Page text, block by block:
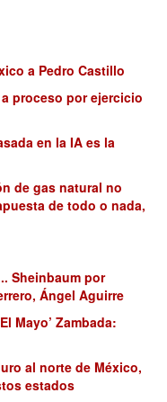
a Pedro Castillo
proceso por ejercicio
en la IA es la
de gas natural no
de todo o nada,
Sheinbaum por
Ángel Aguirre
Mayo’ Zambada:
al norte de México,
estados